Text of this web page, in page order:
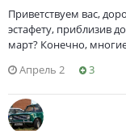
Приветствуем вас,
эстафету, приблизив
март? Конечно,
Апрель 2
3